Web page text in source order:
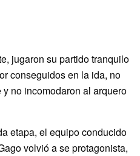
jugaron su partido tranquilo
conseguidos en la ida, no
no incomodaron al arquero
etapa, el equipo conducido
volvió a se protagonista,